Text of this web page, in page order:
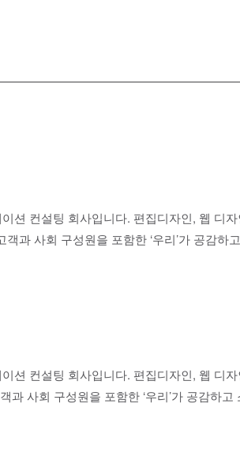
션 컨설팅 회사입니다. 편집디자인, 웹 디
과 사회 구성원을 포함한 ‘우리’가 공감하
션 컨설팅 회사입니다. 편집디자인, 웹 디
사회 구성원을 포함한 ‘우리’가 공감하